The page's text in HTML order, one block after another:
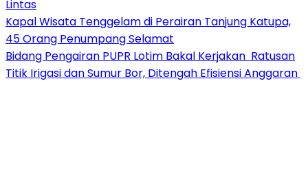
Lintas
Kapal Wisata Tenggelam di Perairan Tanjung Katupa,
45 Orang Penumpang Selamat
Bidang Pengairan PUPR Lotim Bakal Kerjakan Ratusan
Titik Irigasi dan Sumur Bor, Ditengah Efisiensi Anggaran